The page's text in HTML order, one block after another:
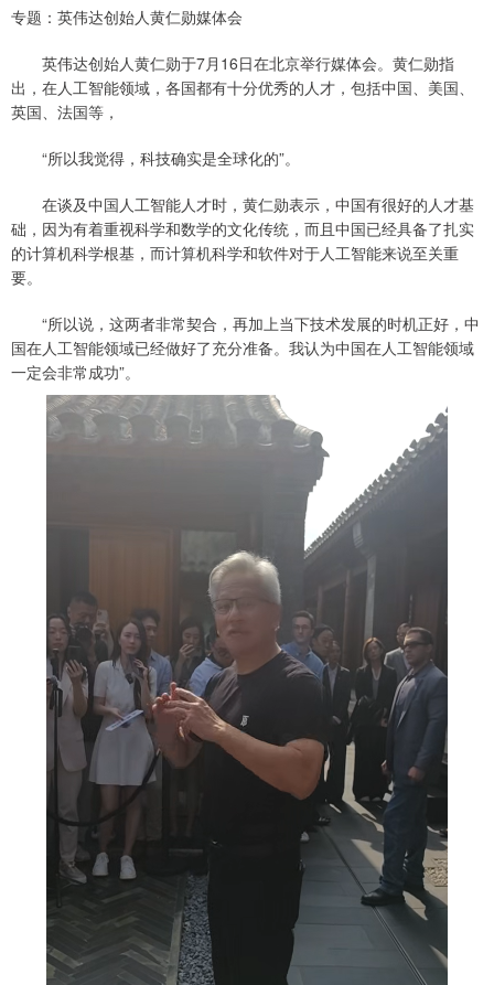
专题：英伟达创始人黄仁勋媒体会
英伟达创始人黄仁勋于7月16日在北京举行媒体会。黄仁勋指
出，在人工智能领域，各国都有十分优秀的人才，包括中国、美国、
英国、法国等，
“所以我觉得，科技确实是全球化的”。
在谈及中国人工智能人才时，黄仁勋表示，中国有很好的人才基
础，因为有着重视科学和数学的文化传统，而且中国已经具备了扎实
的计算机科学根基，而计算机科学和软件对于人工智能来说至关重
要。
“所以说，这两者非常契合，再加上当下技术发展的时机正好，中
国在人工智能领域已经做好了充分准备。我认为中国在人工智能领域
一定会非常成功”。